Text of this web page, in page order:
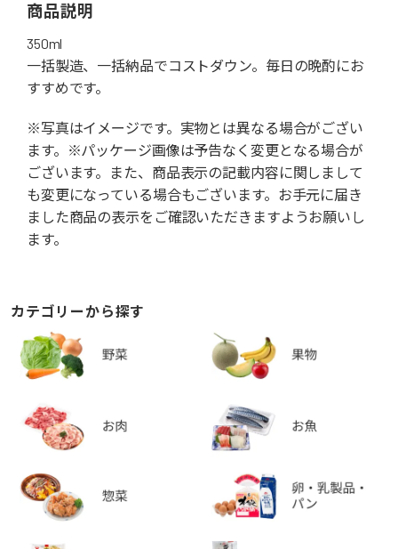
商品説明
350ml
一括製造、一括納品でコストダウン。毎日の晩酌にお
すすめです。
※写真はイメージです。実物とは異なる場合がござい
ます。※パッケージ画像は予告なく変更となる場合が
ございます。また、商品表示の記載内容に関しまして
も変更になっている場合もございます。お手元に届き
ました商品の表示をご確認いただきますようお願いし
ます。
カテゴリーから探す